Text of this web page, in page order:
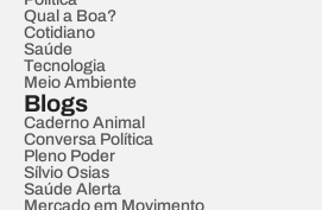
Qual a Boa?
Cotidiano
Saúde
Tecnologia
Meio Ambiente
Blogs
Caderno Animal
Conversa Política
Pleno Poder
Sílvio Osias
Saúde Alerta
Mercado em Movimento